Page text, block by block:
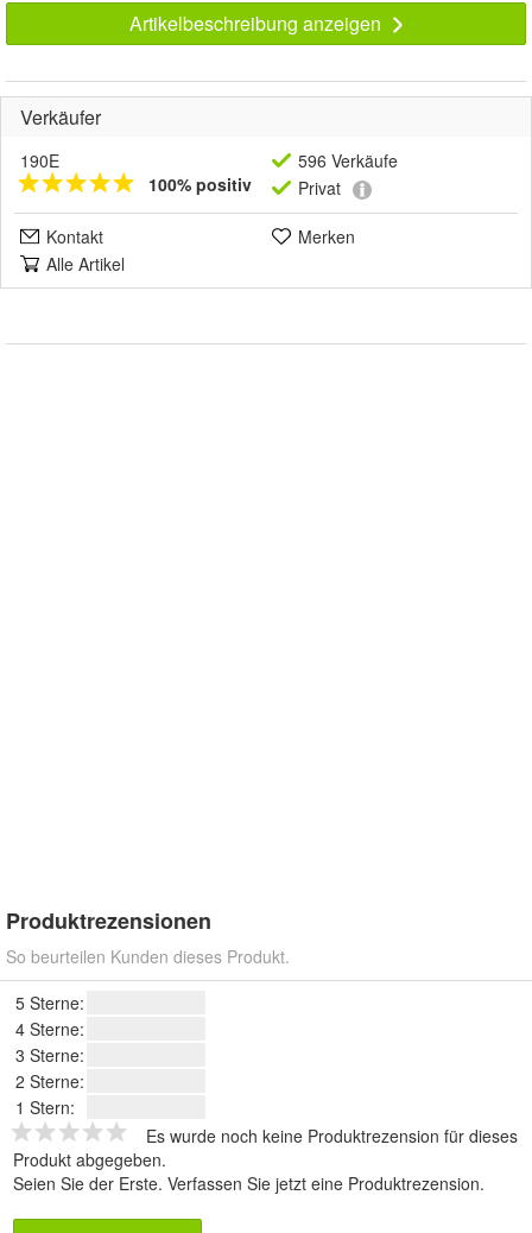
Artikelbeschreibung anzeigen
Verkäufer
190E
100% positiv
596 Verkäufe
Privat
Kontakt
Merken
Alle Artikel
Produktrezensionen
So beurteilen Kunden dieses Produkt.
5 Sterne:
4 Sterne:
3 Sterne:
2 Sterne:
1 Stern:
Es wurde noch keine Produktrezension für dieses
Produkt abgegeben.
Seien Sie der Erste. Verfassen Sie jetzt eine Produktrezension.